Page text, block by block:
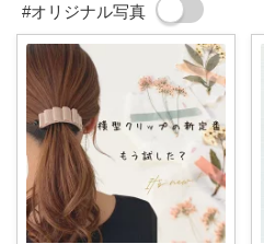
#オリジナル写真